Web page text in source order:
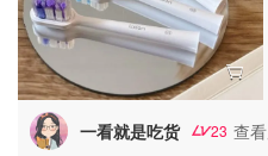
一看就是吃货 23 查